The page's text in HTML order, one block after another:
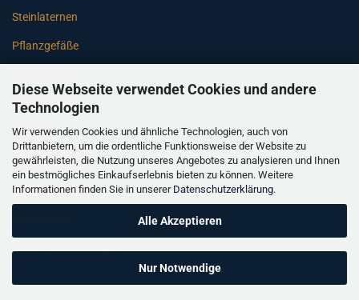
Diese Webseite verwendet Cookies und andere
Technologien
Wir verwenden Cookies und ähnliche Technologien, auch von
Drittanbietern, um die ordentliche Funktionsweise der Website zu
gewährleisten, die Nutzung unseres Angebotes zu analysieren und Ihnen
ein bestmögliches Einkaufserlebnis bieten zu können. Weitere
Informationen finden Sie in unserer Datenschutzerklärung.
Alle Akzeptieren
Nur Notwendige
Steinlaternen
Pflanzgefäße
Gartenbänke
Pfeiler
Gartenbrunnen
Gartenfiguren